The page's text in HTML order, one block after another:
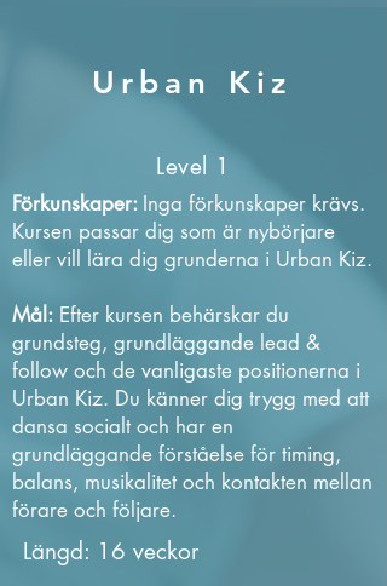
Urban Kiz
Level 1
Förkunskaper: Inga förkunskaper krävs.
Kursen passar dig som är nybörjare
eller vill lära dig grunderna i Urban Kiz.
Mål: Efter kursen behärskar du
grundsteg, grundläggande lead &
follow och de vanligaste positionerna i
Urban Kiz. Du känner dig trygg med att
dansa socialt och har en
grundläggande förståelse för timing,
balans, musikalitet och kontakten mellan
förare och följare.
Längd: 16 veckor